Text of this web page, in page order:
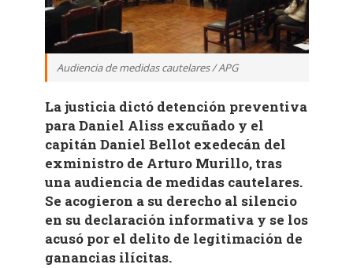
Audiencia de medidas cautelares / APG
La justicia dictó detención preventiva
para Daniel Aliss excuñado y el
capitán Daniel Bellot exedecán del
exministro de Arturo Murillo, tras
una audiencia de medidas cautelares.
Se acogieron a su derecho al silencio
en su declaración informativa y se los
acusó por el delito de legitimación de
ganancias ilícitas.